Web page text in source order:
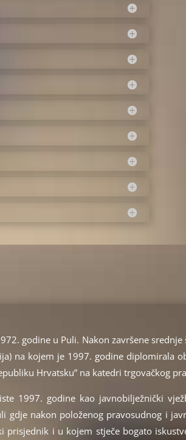
godine u Puli. Nakon završene
na kojem je 1997. godine diplomirala
Hrvatsku” na katedri trgovačkog
1997. godine kao javnobilježnički
gdje nakon položenog pravosudnog i
prisjednik i u kojem stječe bogato